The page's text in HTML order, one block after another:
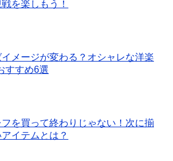
を楽しもう！
メージが変わる？オシャレな洋楽
すすめ6選
を買って終わりじゃない！次に揃
アイテムとは？